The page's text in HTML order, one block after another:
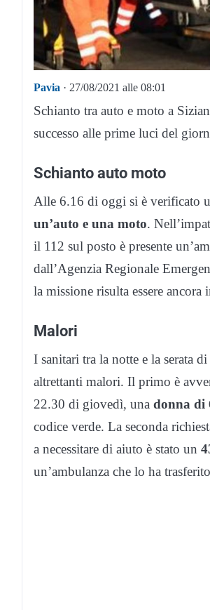
Pavia · 27/08/2021 alle 08:01
Schianto tra auto e moto a
successo alle prime luci del
Schianto auto moto
Alle 6.16 di oggi si è verificato
un’auto e una moto.
il 112 sul posto è presente
dall’Agenzia Regionale
la missione risulta essere
Malori
I sanitari tra la notte e la serata
altrettanti malori. Il primo è
22.30 di giovedì, una donna di
codice verde. La seconda
a necessitare di aiuto è stato un
un’ambulanza che lo ha